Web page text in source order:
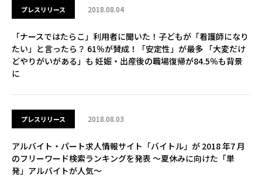
プレスリリース 2018.08.04
「ナースではたらこ」利用者に聞いた！子どもが「看護師になり
たい」と言ったら？ 61％が賛成！「安定性」が最多 「大変だけ
どやりがいがある」も 妊娠・出産後の職場復帰が84.5％も背景
に
プレスリリース 2018.08.03
アルバイト・パート求人情報サイト「バイトル」が 2018 年7 月
のフリーワード検索ランキングを発表 ～夏休みに向けた「単
発」アルバイトが人気～